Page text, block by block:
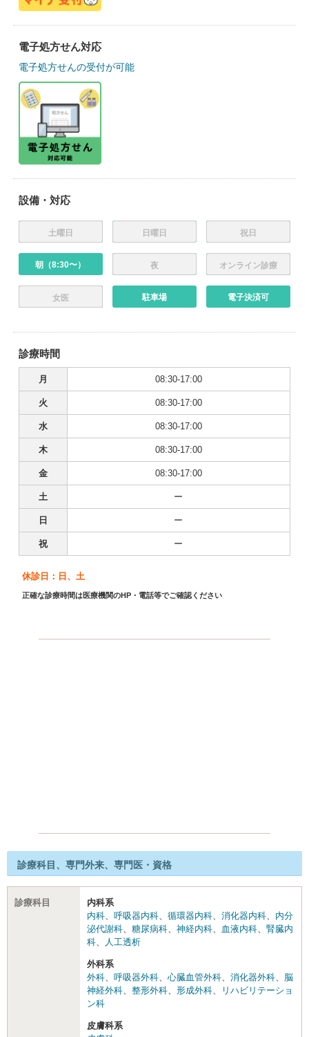
電子処方せん対応
電子処方せんの受付が可能
設備・対応
土曜日 日曜日 祝日
朝（8:30〜） 夜 オンライン診療
女医 駐車場 電子決済可
診療時間
月 08:30-17:00
火 08:30-17:00
水 08:30-17:00
木 08:30-17:00
金 08:30-17:00
土 ー
日 ー
祝 ー
休診日：日、土
正確な診療時間は医療機関のHP・電話等でご確認ください
診療科目、専門外来、専門医・資格
診療科目
内科系
内科、 呼吸器内科、 循環器内科、 消化器内科、 内分
泌代謝科、 糖尿病科、 神経内科、 血液内科、 腎臓内
科、 人工透析
外科系
外科、 呼吸器外科、 心臓血管外科、 消化器外科、 脳
神経外科、 整形外科、 形成外科、
リハビリテーショ
ン科
皮膚科系